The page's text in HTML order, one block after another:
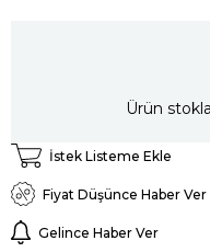
Ürün
İstek Listeme Ekle
Fiyat Düşünce Haber Ver
Gelince Haber Ver